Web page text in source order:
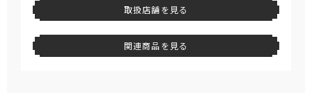
取扱店舗を見る
関連商品を見る